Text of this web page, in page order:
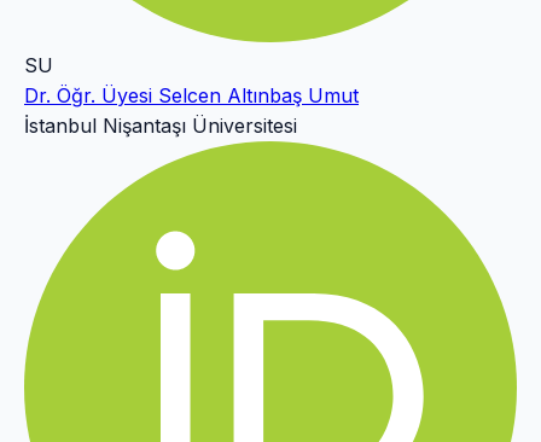
SU
Dr. Öğr. Üyesi Selcen Altınbaş Umut
İstanbul Nişantaşı Üniversitesi